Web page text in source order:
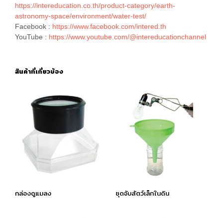
https://intereducation.co.th/product-category/earth-
astronomy-space/environment/water-test/
Facebook : https://www.facebook.com/intered.th
YouTube : https://www.youtube.com/@intereducationchannel
สินค้าที่เกี่ยวข้อง
กล่องดูแมลง ชุดจับสัตว์เล็กในดิน